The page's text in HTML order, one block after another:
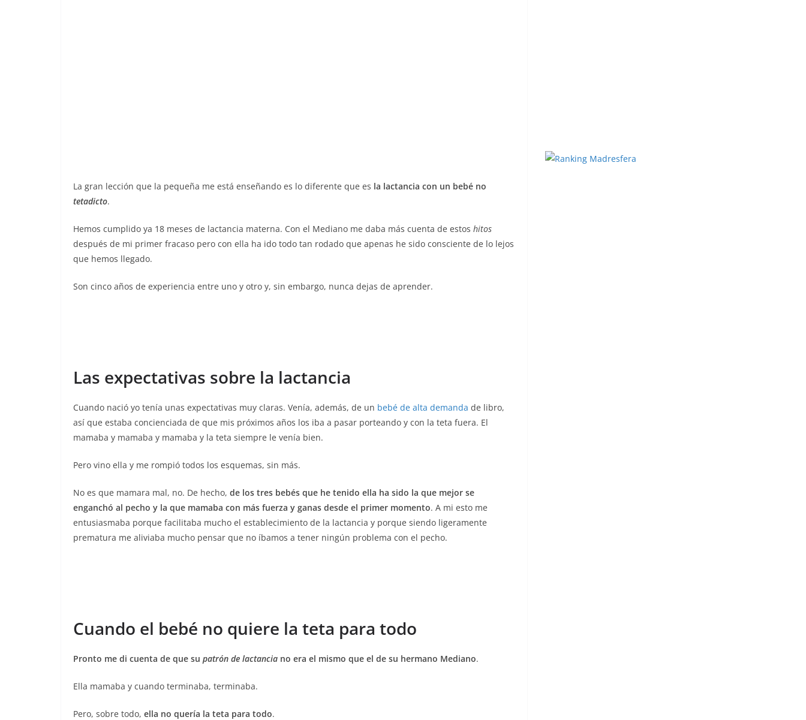
La gran lección que la pequeña me está enseñando es lo diferente que es la lactancia con un bebé no
tetadicto.
Hemos cumplido ya 18 meses de lactancia materna. Con el Mediano me daba más cuenta de estos hitos
después de mi primer fracaso pero con ella ha ido todo tan rodado que apenas he sido consciente de lo lejos
que hemos llegado.
Son cinco años de experiencia entre uno y otro y, sin embargo, nunca dejas de aprender.
Las expectativas sobre la lactancia
Cuando nació yo tenía unas expectativas muy claras. Venía, además, de un bebé de alta demanda de libro,
así que estaba concienciada de que mis próximos años los iba a pasar porteando y con la teta fuera. El
mamaba y mamaba y mamaba y la teta siempre le venía bien.
Pero vino ella y me rompió todos los esquemas, sin más.
No es que mamara mal, no. De hecho, de los tres bebés que he tenido ella ha sido la que mejor se
enganchó al pecho y la que mamaba con más fuerza y ganas desde el primer momento. A mi esto me
entusiasmaba porque facilitaba mucho el establecimiento de la lactancia y porque siendo ligeramente
prematura me aliviaba mucho pensar que no íbamos a tener ningún problema con el pecho.
Cuando el bebé no quiere la teta para todo
Pronto me di cuenta de que su patrón de lactancia no era el mismo que el de su hermano Mediano.
Ella mamaba y cuando terminaba, terminaba.
Pero, sobre todo, ella no quería la teta para todo.